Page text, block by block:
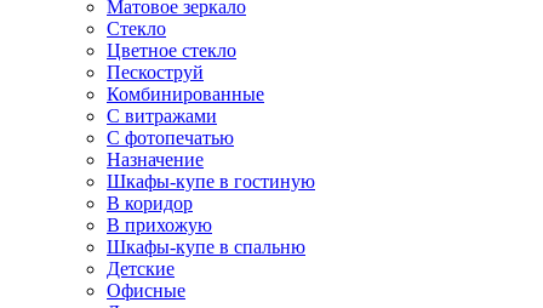
Матовое зеркало
Стекло
Цветное стекло
Пескоструй
Комбинированные
С витражами
С фотопечатью
Назначение
Шкафы-купе в гостиную
В коридор
В прихожую
Шкафы-купе в спальню
Детские
Офисные